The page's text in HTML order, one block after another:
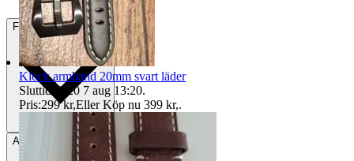
Frakt27 kr Frimärken
Avhämtning Stocksund, Sverige
Klock armband 20mm svart läder
Sluttid
13:20 7 aug 13:20.
Pris:299 kr,Eller Köp nu 399 kr,.